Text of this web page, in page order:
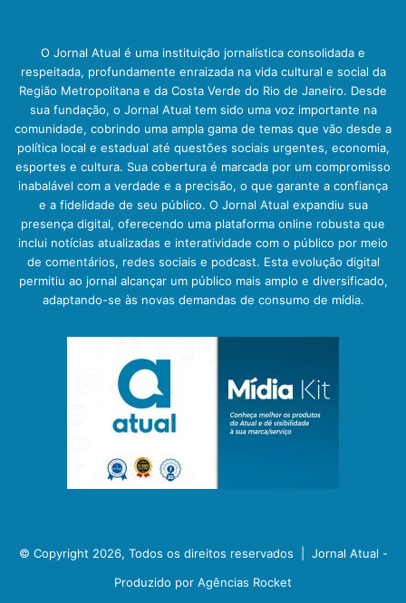
O Jornal Atual é uma instituição jornalística consolidada e
respeitada, profundamente enraizada na vida cultural e social da
Região Metropolitana e da Costa Verde do Rio de Janeiro. Desde
sua fundação, o Jornal Atual tem sido uma voz importante na
comunidade, cobrindo uma ampla gama de temas que vão desde a
política local e estadual até questões sociais urgentes, economia,
esportes e cultura. Sua cobertura é marcada por um compromisso
inabalável com a verdade e a precisão, o que garante a confiança
e a fidelidade de seu público. O Jornal Atual expandiu sua
presença digital, oferecendo uma plataforma online robusta que
inclui notícias atualizadas e interatividade com o público por meio
de comentários, redes sociais e podcast. Esta evolução digital
permitiu ao jornal alcançar um público mais amplo e diversificado,
adaptando-se às novas demandas de consumo de mídia.
© Copyright 2026, Todos os direitos reservados | Jornal Atual -
Produzido por Agências Rocket